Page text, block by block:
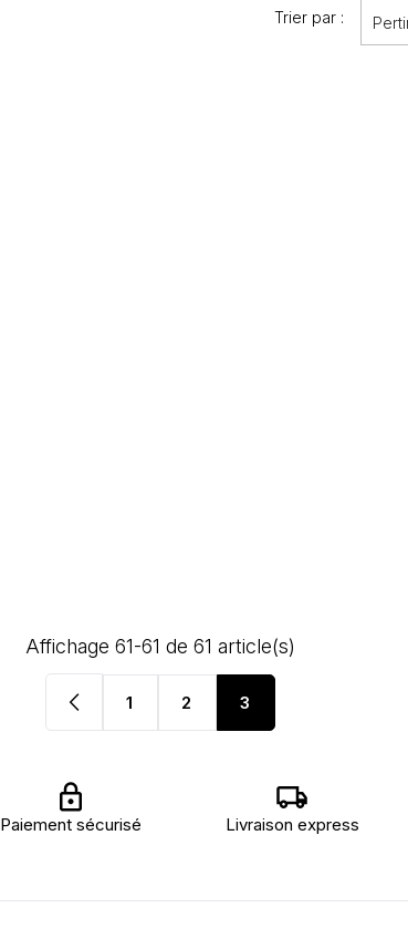
Trier par :
Affichage 61-61 de 61 article(s)
keyboard_arrow_left 1 2 3
Paiement sécurisé Livraison express